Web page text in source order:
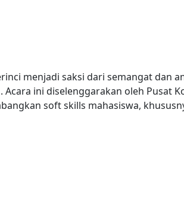
menjadi saksi dari semangat dan
ini diselenggarakan oleh Pusat
soft skills mahasiswa,